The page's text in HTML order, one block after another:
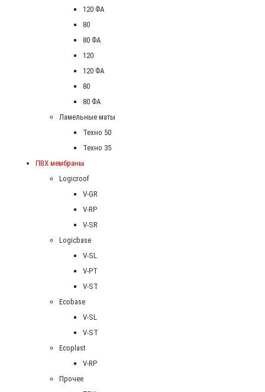
120 ФА
80
80 ФА
120
120 ФА
80
80 ФА
Ламельные маты
Техно 50
Техно 35
ПВХ мембраны
Logicroof
V-GR
V-RP
V-SR
Logicbase
V-SL
V-PT
V-ST
Ecobase
V-SL
V-ST
Ecoplast
V-RP
Прочее